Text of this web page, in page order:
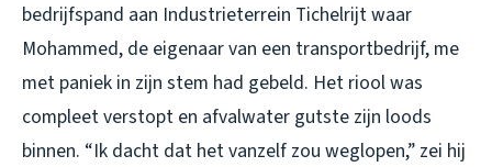
bedrijfspand aan Industrieterrein Tichelrijt waar
Mohammed, de eigenaar van een transportbedrijf, me
met paniek in zijn stem had gebeld. Het riool was
compleet verstopt en afvalwater gutste zijn loods
binnen. “Ik dacht dat het vanzelf zou weglopen,” zei hij